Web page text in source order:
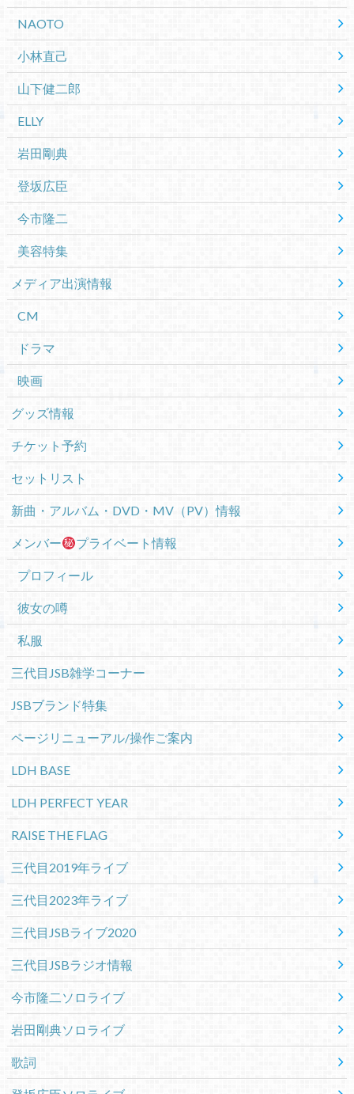
NAOTO
小林直己
山下健二郎
ELLY
岩田剛典
登坂広臣
今市隆二
美容特集
メディア出演情報
CM
ドラマ
映画
グッズ情報
チケット予約
セットリスト
新曲・アルバム・DVD・MV（PV）情報
メンバー プライベート情報
プロフィール
彼女の噂
私服
三代目JSB雑学コーナー
JSBブランド特集
ページリニューアル/操作ご案内
LDH BASE
LDH PERFECT YEAR
RAISE THE FLAG
三代目2019年ライブ
三代目2023年ライブ
三代目JSBライブ2020
三代目JSBラジオ情報
今市隆二ソロライブ
岩田剛典ソロライブ
歌詞